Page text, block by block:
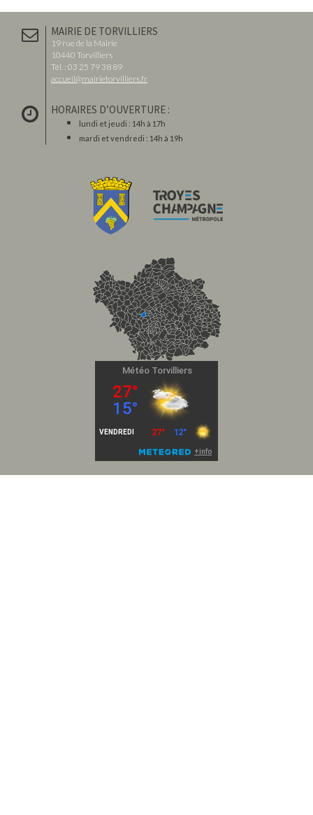
MAIRIE DE TORVILLIERS
19 rue de la Mairie
10440 Torvilliers
Tél. : 03 25 79 38 89
accueil@mairietorvilliers.fr
HORAIRES D’OUVERTURE :
lundi et jeudi : 14h à 17h
mardi et vendredi : 14h à 19h